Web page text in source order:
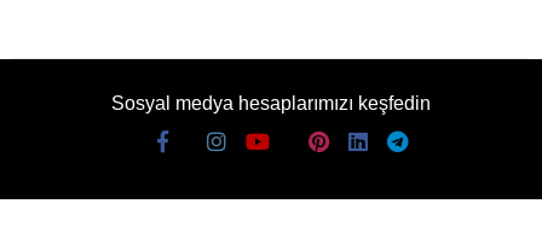
Sosyal medya hesaplarımızı keşfedin